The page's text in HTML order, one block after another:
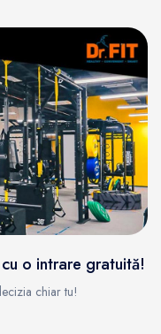
o intrare gratuită!
chiar tu!